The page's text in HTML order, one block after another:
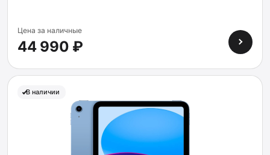
Цена за наличные
44 990 ₽
В наличии